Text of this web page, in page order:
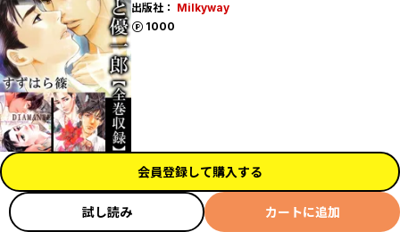
出版社： Milkyway
1000
ポイント
会員登録して購入する
試し読み カートに追加